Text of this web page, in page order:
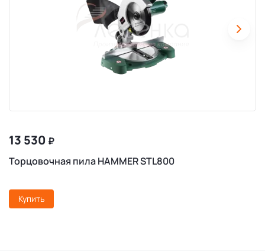
13 530 ₽
Торцовочная пила HAMMER STL800
Купить